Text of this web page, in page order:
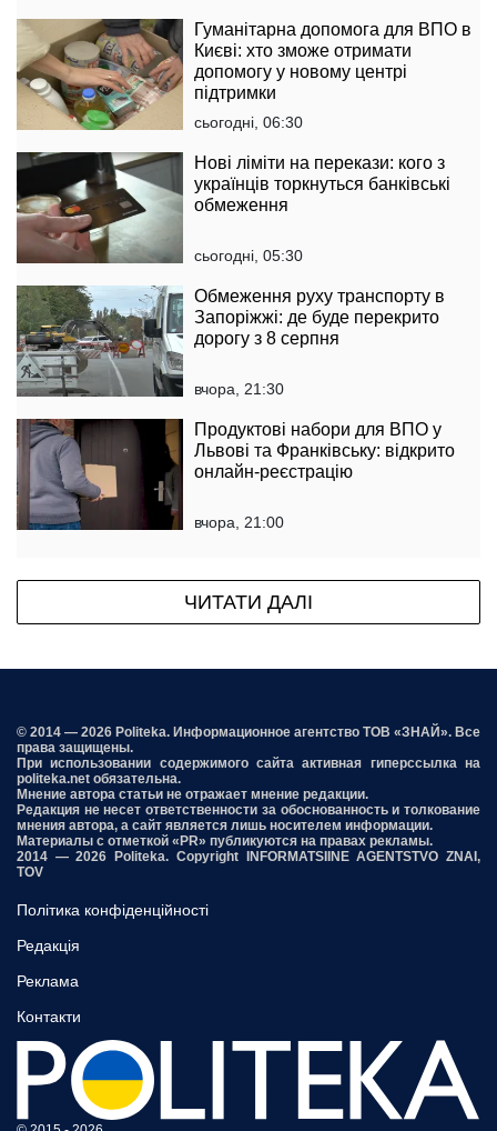
Гуманітарна допомога для ВПО в
Києві: хто зможе отримати
допомогу у новому центрі
підтримки
сьогодні, 06:30
Нові ліміти на перекази: кого з
українців торкнуться банківські
обмеження
сьогодні, 05:30
Обмеження руху транспорту в
Запоріжжі: де буде перекрито
дорогу з 8 серпня
вчора, 21:30
Продуктові набори для ВПО у
Львові та Франківську: відкрито
онлайн-реєстрацію
вчора, 21:00
ЧИТАТИ ДАЛІ
© 2014 — 2026 Politeka. Информационное агентство ТОВ «ЗНАЙ». Все
права защищены.
При использовании содержимого сайта активная гиперссылка на
politeka.net обязательна.
Мнение автора статьи не отражает мнение редакции.
Редакция не несет ответственности за обоснованность и толкование
мнения автора, а сайт является лишь носителем информации.
Материалы с отметкой «PR» публикуются на правах рекламы.
2014 — 2026 Politeka. Copyright INFORMATSIINE AGENTSTVO ZNAI,
TOV
Політика конфіденційності
Редакція
Реклама
Контакти